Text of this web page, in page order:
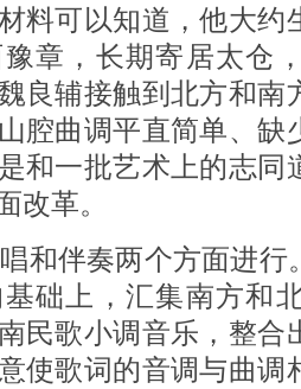
料可以知道，他大约
章，长期寄居太仓
良辅接触到北方和南
腔曲调平直简单、缺
和一批艺术上的志同
改革。
和伴奏两个方面进行
础上，汇集南方和
民歌小调音乐，整合
使歌词的音调与曲调